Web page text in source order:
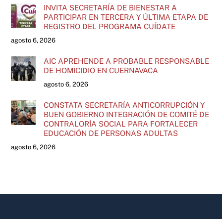
INVITA SECRETARÍA DE BIENESTAR A
PARTICIPAR EN TERCERA Y ÚLTIMA ETAPA DE
REGISTRO DEL PROGRAMA CUÍDATE
agosto 6, 2026
AIC APREHENDE A PROBABLE RESPONSABLE
DE HOMICIDIO EN CUERNAVACA
agosto 6, 2026
CONSTATA SECRETARÍA ANTICORRUPCIÓN Y
BUEN GOBIERNO INTEGRACIÓN DE COMITÉ DE
CONTRALORÍA SOCIAL PARA FORTALECER
EDUCACIÓN DE PERSONAS ADULTAS
agosto 6, 2026